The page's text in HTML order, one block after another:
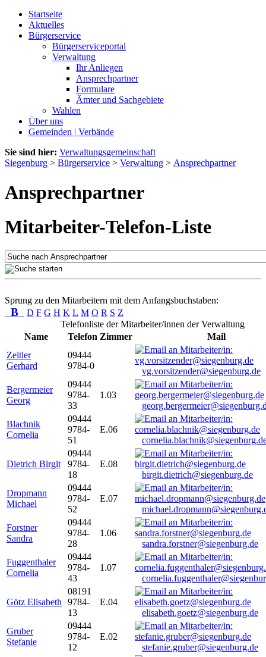
Startseite
Aktuelles
Bürgerservice
Bürgerserviceportal
Verwaltung
Ihr Anliegen
Ansprechpartner
Formulare
Ämter und Sachgebiete
Wahlen
Über uns
Gemeinden | Verbände
Sie sind hier: Verwaltungsgemeinschaft
Siegenburg > Bürgerservice > Verwaltung > Ansprechpartner
Ansprechpartner
Mitarbeiter-Telefon-Liste
Sprung zu den Mitarbeitern mit dem Anfangsbuchstaben:
B D F G H K L M O R S Z
Telefonliste der Mitarbeiter/innen der Verwaltung
Name
Telefon Zimmer
Mail
Zeitler
Gerhard
09444
9784-0
vg.vorsitzender@siegenburg.de
Bergermeier
Georg
09444
9784-
33
1.03
Blachnik
Cornelia
09444
9784-
51
E.06
Dietrich Birgit
09444
9784-
18
E.08
birgit.dietrich@siegenburg.de
Dropmann
Michael
09444
9784-
52
E.07
Forstner
Sandra
09444
9784-
28
1.06
sandra.forstner@siegenburg.de
Fuggenthaler
Cornelia
09444
9784-
43
1.07
Götz Elisabeth
08191
9784-
13
E.04
elisabeth.goetz@siegenburg.de
Gruber
Stefanie
09444
9784-
12
E.02
stefanie.gruber@siegenburg.de